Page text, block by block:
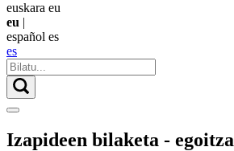
euskara eu
eu |
español es
es
Izapideen bilaketa - egoitza